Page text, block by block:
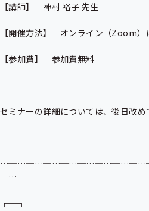
【講師】　神村 裕子 先生
【開催方法】　オンライン（Zoom）
【参加費】　参加費無料
セミナーの詳細については、後日改め
─…─
┏━┓